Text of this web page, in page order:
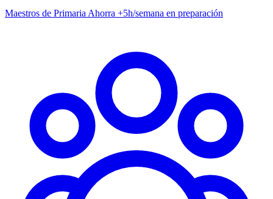
Maestros de Primaria Ahorra +5h/semana en preparación